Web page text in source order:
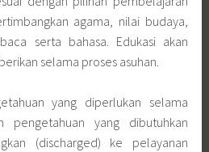
agama, nilai budaya,
serta bahasa. Edukasi akan
selama proses asuhan.
yang diperlukan selama
pengetahuan yang dibutuhkan
(discharged) ke pelayanan